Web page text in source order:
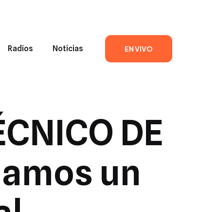
Radios Noticias EN VIVO
DE
un